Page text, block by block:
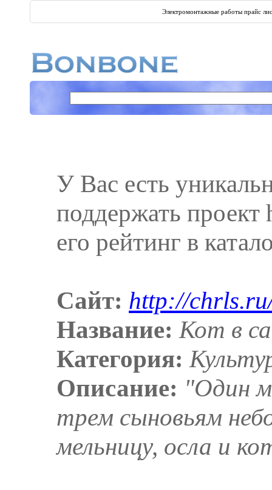
Электромонтажные работы прайс
У Вас есть
поддержать
его рейтинг в
Сайт: http://
Название: Кот в
Категория:
Описание: "Один
трем сыновьям
мельницу, осла и